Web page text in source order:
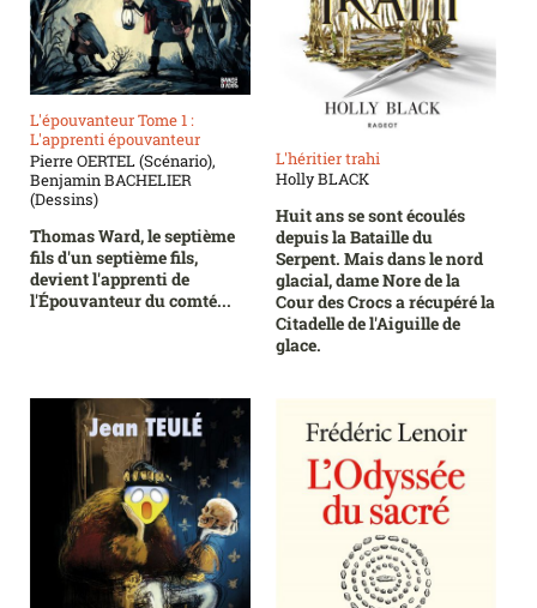
L'épouvanteur Tome 1 :
L'apprenti épouvanteur
Pierre OERTEL (Scénario),
Benjamin BACHELIER
(Dessins)
Thomas Ward, le septième
fils d'un septième fils,
devient l'apprenti de
l'Épouvanteur du comté...
L'héritier trahi
Holly BLACK
Huit ans se sont écoulés
depuis la Bataille du
Serpent. Mais dans le nord
glacial, dame Nore de la
Cour des Crocs a récupéré la
Citadelle de l'Aiguille de
glace.